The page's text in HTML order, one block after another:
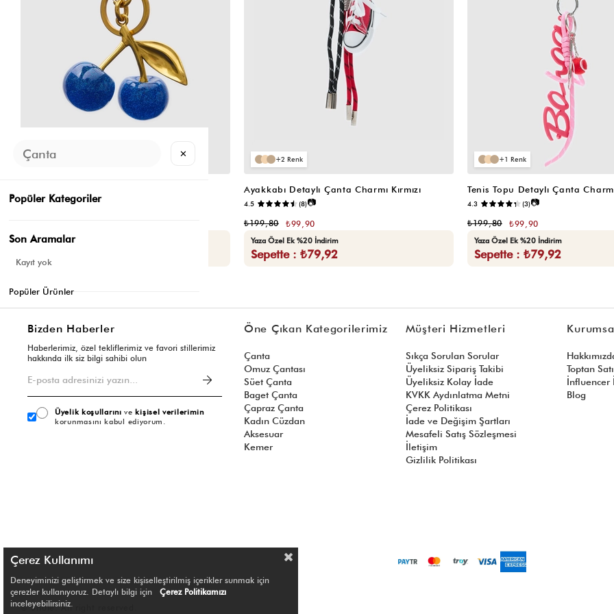
4.7 (24)📷
Yaza Özel Ek %20 İndirim
2
Ayakkabı Detaylı Çanta Charmı Kırmızı
4.5 (8)📷
₺99,90
₺199,80
Yaza Özel Ek %20 İndirim
Sepette : ₺79,92
1
Tenis Topu Detaylı Çanta
4.3 (3)📷
₺99,90
₺199,80
Yaza Özel Ek %20 İndirim
Sepette : ₺79,92
Bizden Haberler
Haberlerimiz, özel tekliflerimiz ve favori stillerimiz
hakkında ilk siz bilgi sahibi olun
Üyelik koşullarını vekişisel verilerimin
korunmasını kabul ediyorum.
Öne Çıkan Kategorilerimiz
Çanta
Omuz Çantası
Süet Çanta
Baget Çanta
Çapraz Çanta
Kadın Cüzdan
Aksesuar
Kemer
Müşteri Hizmetleri
Sıkça Sorulan Sorular
Üyeliksiz Sipariş Takibi
Üyeliksiz Kolay İade
KVKK Aydınlatma Metni
Çerez Politikası
İade ve Değişim Şartları
Mesafeli Satış Sözleşmesi
İletişim
Gizlilik Politikası
Toptan
İnfluencer
Blog
© Shule. All right reserved.
Çerez Kullanımı
Deneyiminizi geliştirmek ve size kişiselleştirilmiş içerikler sunmak için
çerezler kullanıyoruz. Detaylı bilgi için Çerez Politikamızı
inceleyebilirsiniz.
✕
Popüler Kategoriler
Son Aramalar
Kayıt yok
Popüler Ürünler